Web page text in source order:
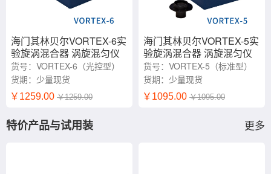
海门其林贝尔VORTEX-6实
验旋涡混合器 涡旋混匀仪
光控漩涡振荡器
货号：VORTEX-6（光控型）
货期：少量现货
￥1259.00 ￥1259.00
海门其林贝尔VORTEX-5实
验旋涡混合器 涡旋混匀仪
货号：VORTEX-5（标准型）
货期：少量现货
￥1095.00 ￥1095.00
特价产品与试用装 更多